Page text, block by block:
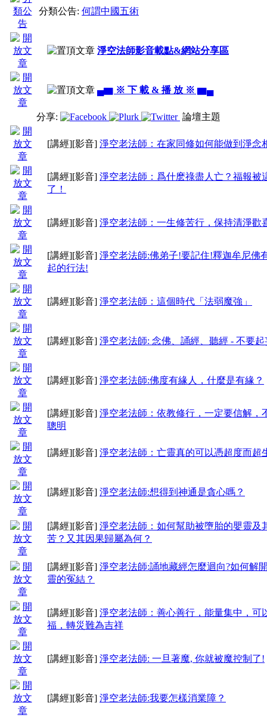
分類公告: 何謂中國五術
淨空法師影音載點&網站分享區
▄▆ ※ 下 載 & 播 放 ※ ▆▄
分享: 論壇主題
[講經][影音] 淨空老法師：在家同修如何能做到淨念
[講經][影音] 淨空老法師：爲什麽祿盡人亡？福報被
了！
[講經][影音] 淨空老法師：一生修苦行，保持清淨歡
[講經][影音] 淨空老法師:佛弟子!要記住!釋迦牟尼佛
起的行法!
[講經][影音] 淨空老法師：這個時代「法弱魔強」
[講經][影音] 淨空老法師: 念佛、誦經、聽經 - 不要起
[講經][影音] 淨空老法師:佛度有緣人，什麼是有緣？
[講經][影音] 淨空老法師：依教修行，一定要信解，
聰明
[講經][影音] 淨空老法師：亡靈真的可以憑超度而超
[講經][影音] 淨空老法師:想得到神通是貪心嗎？
[講經][影音] 淨空老法師：如何幫助被墮胎的嬰靈及
苦？又其因果歸屬為何？
[講經][影音] 淨空老法師:誦地藏經怎麼迴向?如何解
靈的冤結？
[講經][影音] 淨空老法師：善心善行，能量集中，可
福，轉災難為吉祥
[講經][影音] 淨空老法師: 一旦著魔, 你就被魔控制了!
[講經][影音] 淨空老法師:我要怎樣消業障？